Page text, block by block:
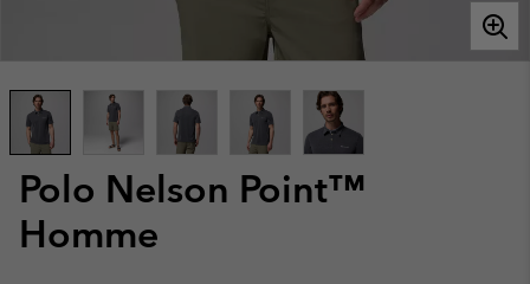
Polo Nelson Point™
Homme